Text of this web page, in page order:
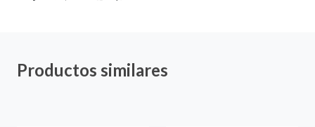
Productos similares